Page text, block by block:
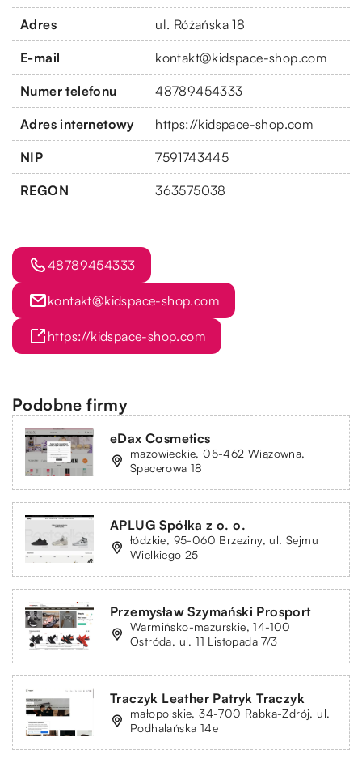
Adres ul. Różańska 18
E-mail kontakt@kidspace-shop.com
Numer telefonu 48789454333
Adres internetowy https://kidspace-shop.com
NIP 7591743445
REGON 363575038
48789454333
kontakt@kidspace-shop.com
https://kidspace-shop.com
Podobne firmy
eDax Cosmetics
mazowieckie, 05-462 Wiązowna,
Spacerowa 18
APLUG Spółka z o. o.
łódzkie, 95-060 Brzeziny, ul. Sejmu
Wielkiego 25
Przemysław Szymański Prosport
Warmińsko-mazurskie, 14-100
Ostróda, ul. 11 Listopada 7/3
Traczyk Leather Patryk Traczyk
małopolskie, 34-700 Rabka-Zdrój, ul.
Podhalańska 14e